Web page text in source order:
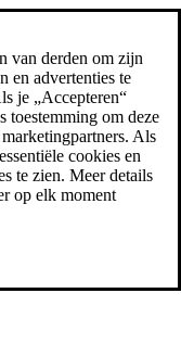
van derden om zijn
en advertenties te
je „Accepteren“
toestemming om deze
Als
cookies en
te zien. Meer details
op elk moment
beste prijs!